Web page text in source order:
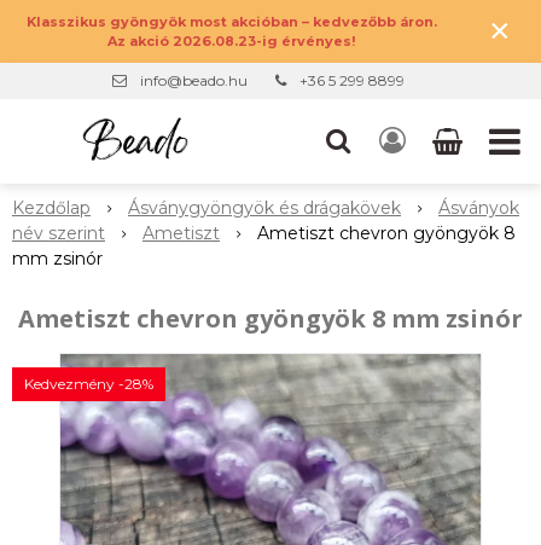
Klasszikus gyöngyök most akcióban – kedvezőbb áron.
Az akció 2026.08.23-ig érvényes!
×
info@beado.hu +36 5 299 8899
Kezdőlap Ásványgyöngyök és drágakövek
Ásványok
név szerint
Ametiszt
Ametiszt chevron gyöngyök 8
mm zsinór
Ametiszt chevron gyöngyök 8 mm zsinór
Kedvezmény -28%